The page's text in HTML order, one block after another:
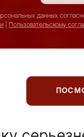
данных
Пользовательскому